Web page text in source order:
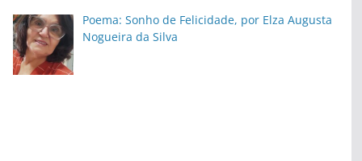
Poema: Sonho de Felicidade, por Elza Augusta
Nogueira da Silva